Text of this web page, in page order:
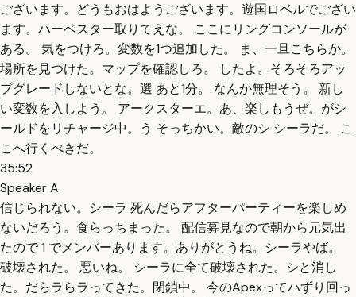
ございます。どうもおはようございます。遊国ロベルでござい
ます。ハーベスター取りてえな。 ここにリングコンソールが
ある。 気をつけろ。変数を1つ追加した。 ま、一旦こちらか。
場所を見つけた。マップを確認しろ。 したよ。そろそろアッ
プグレードしないとな。選 あと1分。 なんか無理そう。 新し
い変数を入しよう。 アークスターエ。あ、楽しもうぜ。がシ
ールドをリチャージ中。う そっちかい。敵のシ シーラだ。 こ
こへ行くべきだ。
35:52
Speaker A
信じられない。シーラ 死んだらアフターパーティーを楽しめ
ないだろう。食らっちまった。 配信募見なので朝から元気出
たので 1 でメンバーあります。ありがとうね。シーラやば。
破壊された。 悪いね。 シーラに全て破壊された。シと消し
た。だらラらラってきた。閉鎖中。 今のApexってハずり回っ